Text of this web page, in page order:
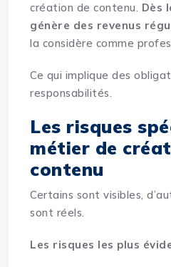
création de contenu. Dès
génère des revenus
la considère comme
Ce qui implique des
responsabilités.
Les risques
métier de
contenu
Certains sont visibles,
sont réels.
Les risques les plus